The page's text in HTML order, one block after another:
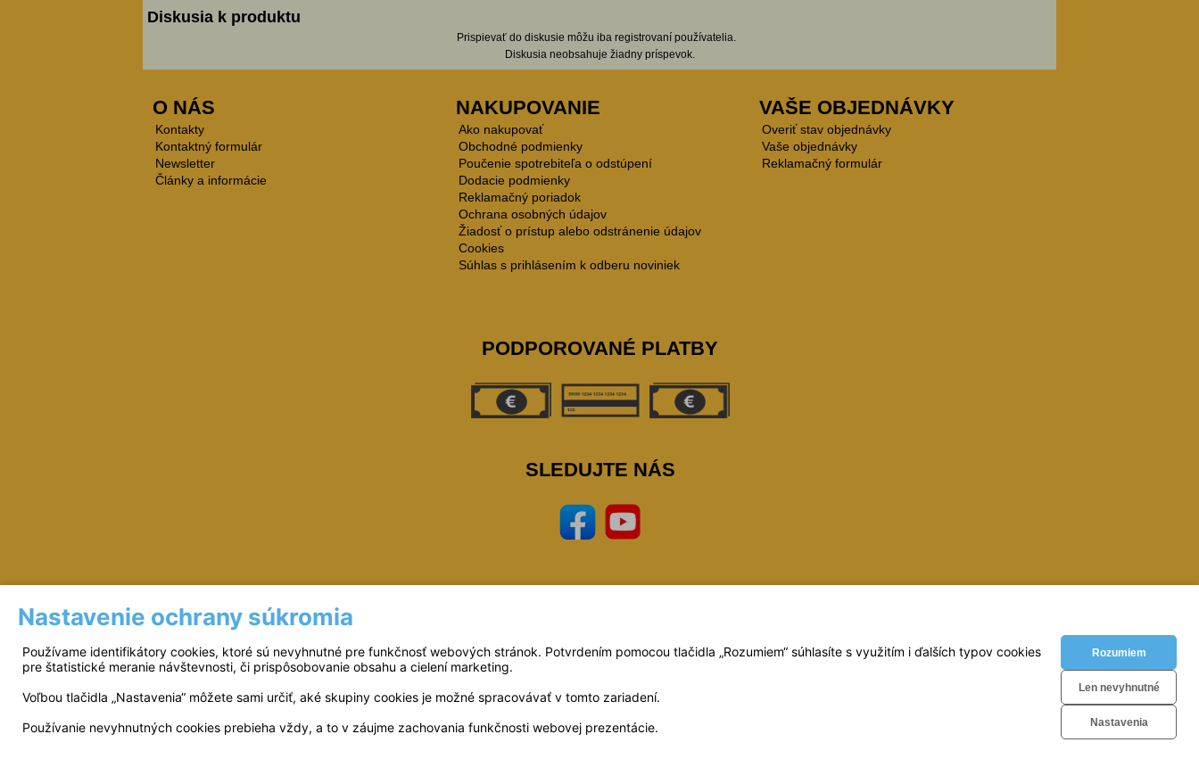
Diskusia k produktu
Prispievať do diskusie môžu iba registrovaní používatelia.
Diskusia neobsahuje žiadny príspevok.
O NÁS
Kontakty
Kontaktný formulár
Newsletter
Články a informácie
NAKUPOVANIE
Ako nakupovať
Obchodné podmienky
Poučenie spotrebiteľa o odstúpení
Dodacie podmienky
Reklamačný poriadok
Ochrana osobných údajov
Žiadosť o prístup alebo odstránenie údajov
Cookies
Súhlas s prihlásením k odberu noviniek
VAŠE OBJEDNÁVKY
Overiť stav objednávky
Vaše objednávky
Reklamačný formulár
PODPOROVANÉ PLATBY
SLEDUJTE NÁS
Prevádzkovateľ: © Miloš Sipták - zeleziarstvo.sk 2023,
Technické riešenie: © MiBe ESHOP 2023 verzia: 51
Nastavenie ochrany súkromia
Používame identifikátory cookies, ktoré sú nevyhnutné pre funkčnosť webových stránok. Potvrdením pomocou tlačidla „Rozumiem“ súhlasíte s využitím i ďalších typov cookies
pre štatistické meranie návštevnosti, či prispôsobovanie obsahu a cielení marketing.
Voľbou tlačidla „Nastavenia“ môžete sami určiť, aké skupiny cookies je možné spracovávať v tomto zariadení.
Používanie nevyhnutných cookies prebieha vždy, a to v záujme zachovania funkčnosti webovej prezentácie.
Rozumiem
Len nevyhnutné
Nastavenia